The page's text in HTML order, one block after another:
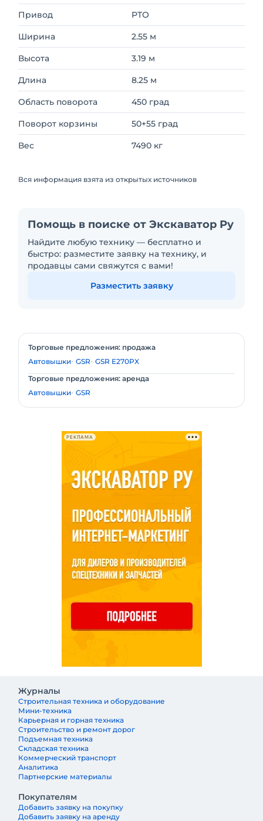
Привод РТО
Ширина 2.55 м
Высота 3.19 м
Длина 8.25 м
Область поворота 450 град
Поворот корзины 50+55 град
Вес 7490 кг
Вся информация взята из открытых источников
Помощь в поиске от Экскаватор Ру
Найдите любую технику — бесплатно и
быстро: разместите заявку на технику, и
продавцы сами свяжутся с вами!
Разместить заявку
Торговые предложения: продажа
Автовышки GSR GSR E270PX
Торговые предложения: аренда
Автовышки GSR
РЕКЛАМА
Журналы
Строительная техника и оборудование
Мини-техника
Карьерная и горная техника
Строительство и ремонт дорог
Подъемная техника
Складская техника
Коммерческий транспорт
Аналитика
Партнерские материалы
Покупателям
Добавить заявку на покупку
Добавить заявку на аренду